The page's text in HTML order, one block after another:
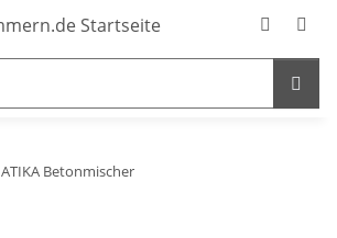
ATIKA Betonmischer